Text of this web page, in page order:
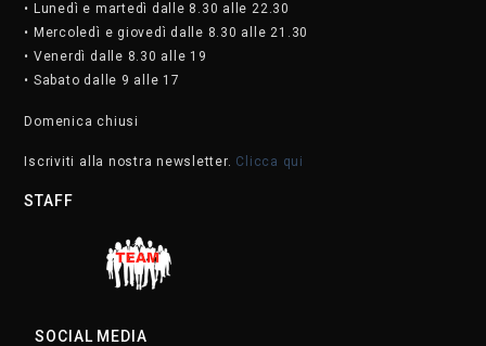
• Lunedì e martedì dalle 8.30 alle 22.30
• Mercoledì e giovedì dalle 8.30 alle 21.30
• Venerdì dalle 8.30 alle 19
• Sabato dalle 9 alle 17
Domenica chiusi
Iscriviti alla nostra newsletter. Clicca qui
STAFF
SOCIAL MEDIA